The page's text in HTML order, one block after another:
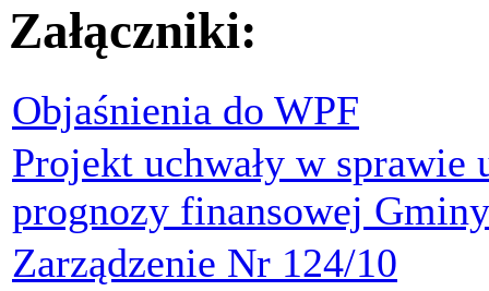
Załączniki:
Objaśnienia do WPF
Projekt uchwały w
prognozy finansowej
Zarządzenie Nr 124/10